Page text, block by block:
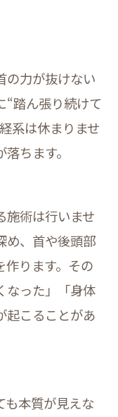
の力が抜けない
“踏ん張り続けて
系は休まりませ
ちます。
施術は行いませ
め、首や後頭部
作ります。その
なった」「身体
起こることがあ
も本質が見えな